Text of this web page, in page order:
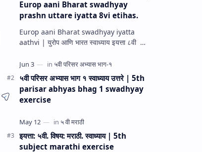
Europ aani Bharat swadhyay
prashn uttare iyatta 8vi etihas.
Europ aani Bharat swadhyay iyatta
aathvi | युरोप आणि भारत स्वाध्याय इयत्ता ८वी
aani Bharat Swadhyay prashn ut…
५वी परिसर अभ्यास भाग १ स्वाध्याय उत्तरे | 5th
parisar abhyas bhag 1 swadhyay
exercise
इयत्ता: ५वी. विषय: मराठी. स्वाध्याय | 5th
subject marathi exercise